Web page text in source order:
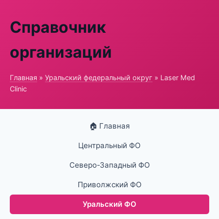
Справочник
организаций
Главная » Уральский федеральный округ » Laser Med
Clinic
🏠 Главная
Центральный ФО
Северо-Западный ФО
Приволжский ФО
Уральский ФО